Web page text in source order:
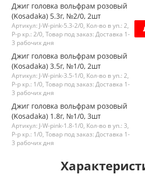
Джиг головка вольфрам розовый
(Kosadaka) 5.3г, №2/0, 2шт
Артикул: J-W-pink-5.3-2/0, Кол-во в уп.: 2,
Р-р кр.: 2/0, Товар под заказ: Доставка 1-
3 рабочих дня
Джиг головка вольфрам розовый
(Kosadaka) 3.5г, №1/0, 2шт
Артикул: J-W-pink-3.5-1/0, Кол-во в уп.: 2,
Р-р кр.: 1/0, Товар под заказ: Доставка 1-
3 рабочих дня
Джиг головка вольфрам розовый
(Kosadaka) 1.8г, №1/0, 3шт
Артикул: J-W-pink-1.8-1/0, Кол-во в уп.: 3,
Р-р кр.: 1/0, Товар под заказ: Доставка 1-
3 рабочих дня